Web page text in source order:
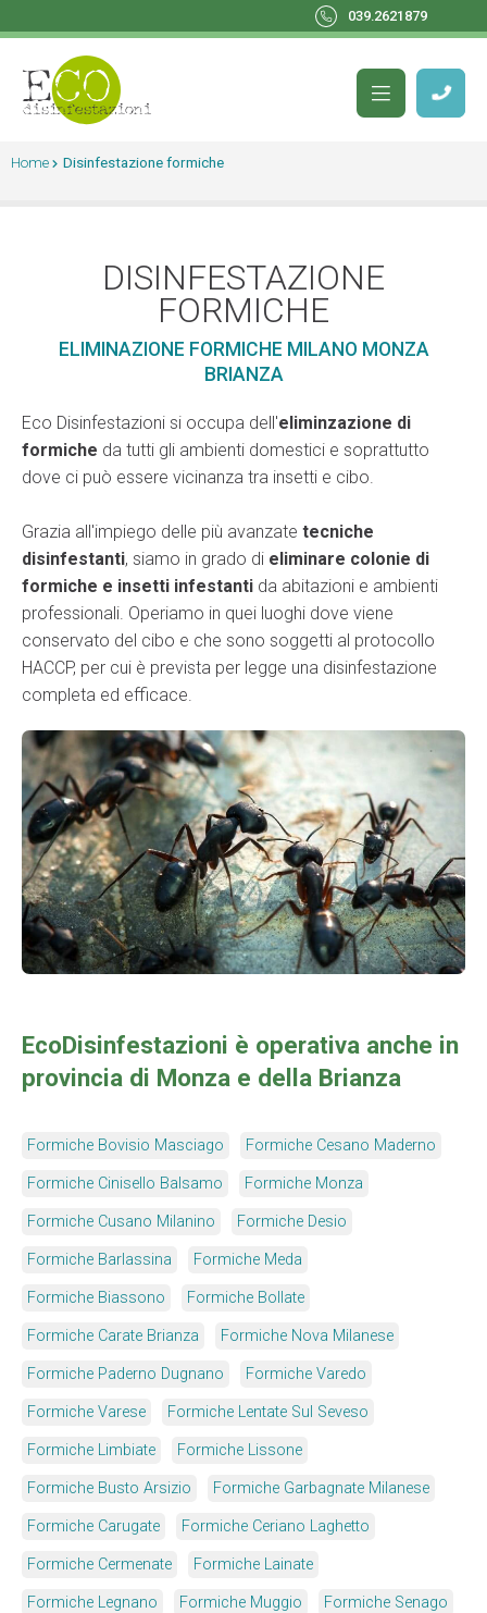
039.2621879
Home Disinfestazione formiche
DISINFESTAZIONE
FORMICHE
ELIMINAZIONE FORMICHE MILANO MONZA
BRIANZA
Eco Disinfestazioni si occupa dell'eliminzazione di
formiche da tutti gli ambienti domestici e soprattutto
dove ci può essere vicinanza tra insetti e cibo.
Grazia all'impiego delle più avanzate tecniche
disinfestanti, siamo in grado di eliminare colonie di
formiche e insetti infestanti da abitazioni e ambienti
professionali. Operiamo in quei luoghi dove viene
conservato del cibo e che sono soggetti al protocollo
HACCP, per cui è prevista per legge una disinfestazione
completa ed efficace.
EcoDisinfestazioni è operativa anche in
provincia di Monza e della Brianza
Formiche Bovisio Masciago Formiche Cesano Maderno
Formiche Cinisello Balsamo Formiche Monza
Formiche Cusano Milanino Formiche Desio
Formiche Barlassina Formiche Meda
Formiche Biassono Formiche Bollate
Formiche Carate Brianza Formiche Nova Milanese
Formiche Paderno Dugnano Formiche Varedo
Formiche Varese Formiche Lentate Sul Seveso
Formiche Limbiate Formiche Lissone
Formiche Busto Arsizio Formiche Garbagnate Milanese
Formiche Carugate Formiche Ceriano Laghetto
Formiche Cermenate Formiche Lainate
Formiche Legnano Formiche Muggio Formiche Senago